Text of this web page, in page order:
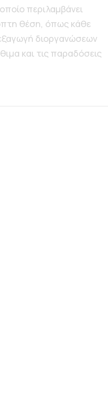
περιλαμβάνει
θέση, όπως κάθε
διοργανώσεων
και τις παραδόσεις